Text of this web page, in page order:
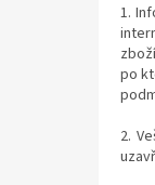
1.
po
2.